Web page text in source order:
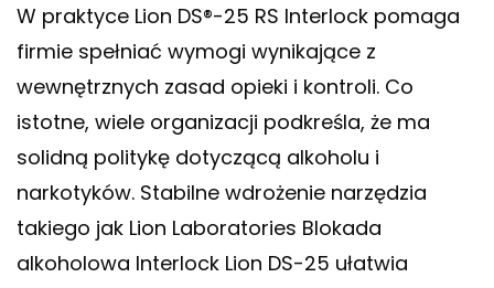
W praktyce Lion DS®-25 RS Interlock pomaga
firmie spełniać wymogi wynikające z
wewnętrznych zasad opieki i kontroli. Co
istotne, wiele organizacji podkreśla, że ma
solidną politykę dotyczącą alkoholu i
narkotyków. Stabilne wdrożenie narzędzia
takiego jak Lion Laboratories Blokada
alkoholowa Interlock Lion DS-25 ułatwia